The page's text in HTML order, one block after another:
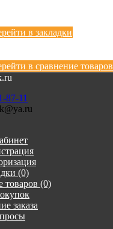
в закладки
в сравнение товаров
87-11
(0)
товаров (0)
заказа